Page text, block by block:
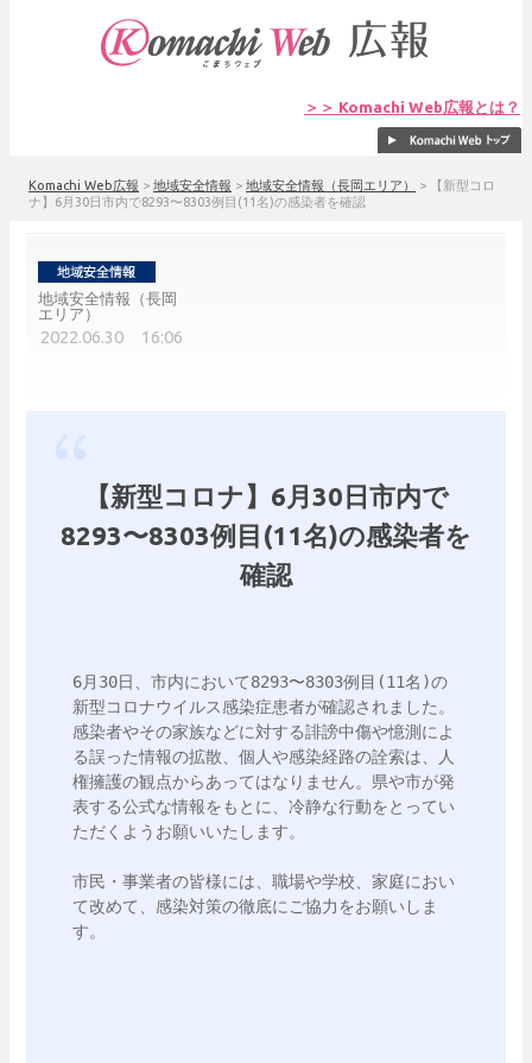
＞＞ Komachi Web広報とは？
Komachi Web広報 > 地域安全情報 > 地域安全情報（長岡エリア） >
【新型コロ
ナ】6月30日市内で8293〜8303例目(11名)の感染者を確認
地域安全情報（長岡
エリア）
2022.06.30 16:06
【新型コロナ】6月30日市内で
8293〜8303例目(11名)の感染者を
確認
6月30日、市内において8293〜8303例目(11名)の
新型コロナウイルス感染症患者が確認されました。
感染者やその家族などに対する誹謗中傷や憶測によ
る誤った情報の拡散、個人や感染経路の詮索は、人
権擁護の観点からあってはなりません。県や市が発
表する公式な情報をもとに、冷静な行動をとってい
ただくようお願いいたします。
市民・事業者の皆様には、職場や学校、家庭におい
て改めて、感染対策の徹底にご協力をお願いしま
す。